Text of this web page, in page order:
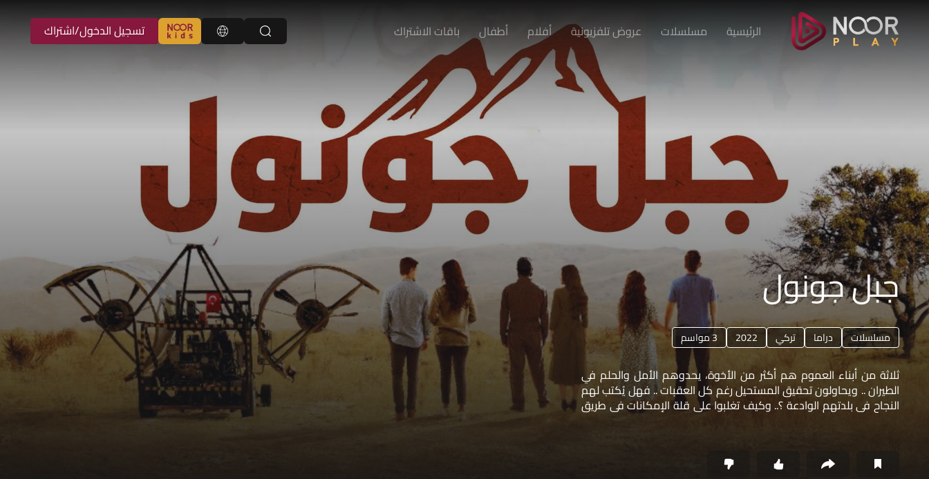
الرئيسية مسلسلات عروض تلفزيونية أفلام أطفال باقات الاشتراك تسجيل الدخول/اشتراك
جبل جونول
مسلسلات دراما تركي 2022 3 مواسم
ثلاثة من أبناء العموم هم أكثر من الأخوة، يحدوهم الأمل والحلم في
الطيران .. ويحاولون تحقيق المستحيل رغم كل العقبات .. فهل يُكتب لهم
النجاح في بلدتهم الوادعة ؟.. وكيف تغلبوا على قلة الإمكانات في طريق